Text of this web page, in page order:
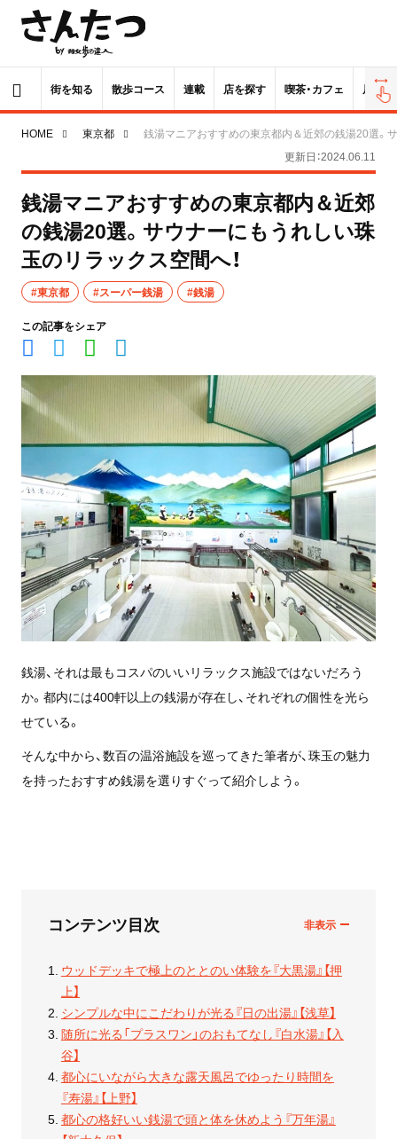
街を知る 散歩コース 連載 店を探す 喫茶・カフェ 居酒屋
HOME 東京都
銭湯マニアおすすめの東京都内＆近郊の銭湯20選。
更新日：2024.06.11
銭湯マニアおすすめの東京都内＆近郊
の銭湯20選。サウナーにもうれしい珠
玉のリラックス空間へ！
#東京都 #スーパー銭湯 #銭湯
この記事をシェア
銭湯、それは最もコスパのいいリラックス施設ではないだろう
か。都内には400軒以上の銭湯が存在し、それぞれの個性を光ら
せている。
そんな中から、数百の温浴施設を巡ってきた筆者が、珠玉の魅力
を持ったおすすめ銭湯を選りすぐって紹介しよう。
コンテンツ目次
ウッドデッキで極上のととのい体験を『大黒湯』【押
上】
シンプルな中にこだわりが光る『日の出湯』【浅草】
随所に光る「プラスワン」のおもてなし『白水湯』【入
谷】
都心にいながら大きな露天風呂でゆったり時間を
『寿湯』【上野】
都心の格好いい銭湯で頭と体を休めよう『万年湯』